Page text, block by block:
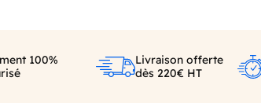
100%
Livraison offerte
dès 220€ HT